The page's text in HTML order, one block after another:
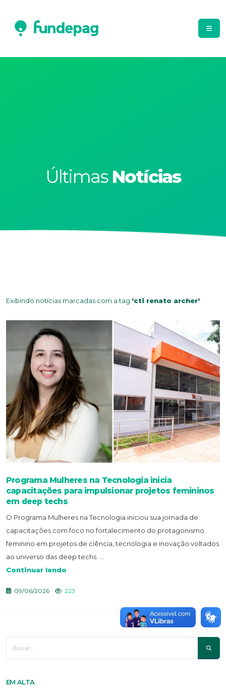
Últimas Notícias
Exibindo notícias marcadas com a tag 'cti renato archer'
Programa Mulheres na Tecnologia inicia
capacitações para impulsionar projetos femininos
em deep techs
O Programa Mulheres na Tecnologia iniciou sua jornada de
capacitações com foco no fortalecimento do protagonismo
feminino em projetos de ciência, tecnologia e inovação voltados
ao universo das deep techs. ...
Continuar lendo
09/06/2026 223
EM ALTA